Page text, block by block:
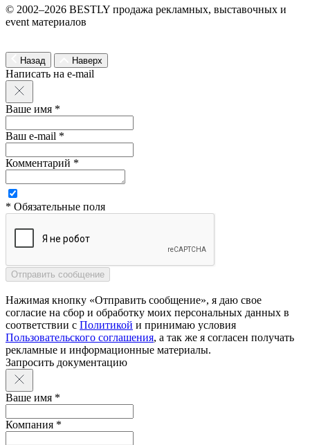
© 2002–2026 BESTLY продажа рекламных, выставочных и
event материалов
Назад Наверх
Написать на e-mail
Ваше имя *
Ваш e-mail *
Комментарий *
* Обязательные поля
Нажимая кнопку «Отправить сообщение», я даю свое
согласие на сбор и обработку моих персональных данных в
соответствии с Политикой и принимаю условия
Пользовательского соглашения, а так же я согласен получать
рекламные и информационные материалы.
Запросить документацию
Ваше имя *
Компания *